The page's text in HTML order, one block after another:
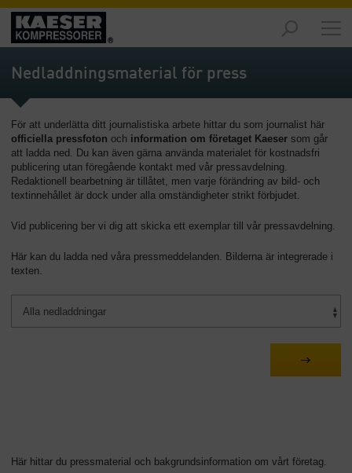
Marknader
-
Översikt
-
Översikt
Lösningar
-
-
Översikt
Företaget
-
Nedladdningsmaterial för press
För att underlätta ditt journalistiska arbete hittar du som journalist här
officiella pressfoton och information om företaget Kaeser som går
att ladda ned. Du kan även gärna använda materialet för kostnadsfri
publicering utan föregående kontakt med vår pressavdelning.
Redaktionell bearbetning är tillåtet, men varje förändring av bild- och
textinnehållet är dock under alla omständigheter strikt förbjudet.
Vid publicering ber vi dig att skicka ett exemplar till vår pressavdelning.
Här kan du ladda ned våra pressmeddelanden. Bilderna är integrerade i
texten.
Här hittar du pressmaterial och bakgrundsinformation om vårt företag.